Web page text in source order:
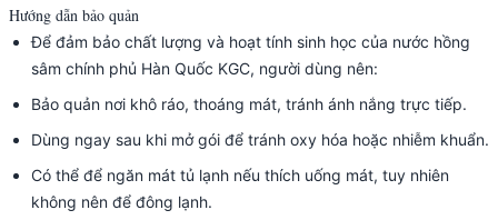
Hướng dẫn bảo quản
Để đảm bảo chất lượng và hoạt tính sinh học của nước hồng
sâm chính phủ Hàn Quốc KGC, người dùng nên:
Bảo quản nơi khô ráo, thoáng mát, tránh ánh nắng trực tiếp.
Dùng ngay sau khi mở gói để tránh oxy hóa hoặc nhiễm khuẩn.
Có thể để ngăn mát tủ lạnh nếu thích uống mát, tuy nhiên
không nên để đông lạnh.